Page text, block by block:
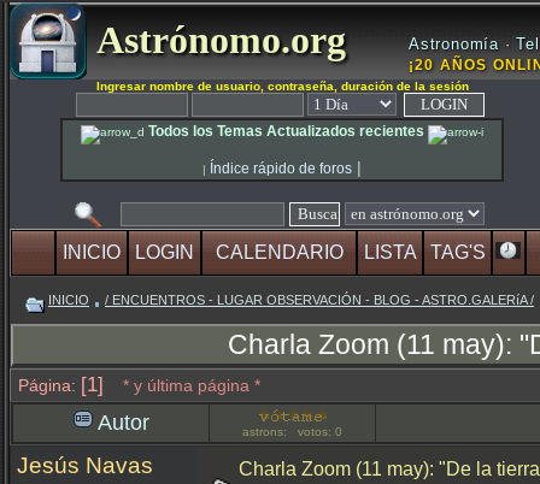
Astrónomo.org Astronomía ·
¡20 AÑOS
Ingresar nombre de usuario, contraseña, duración de la sesión
Todos los Temas Actualizados recientes
| Índice rápido de foros |
INICIO LOGIN CALENDARIO LISTA TAG'S
INICIO / ENCUENTROS - LUGAR OBSERVACIÓN - BLOG - ASTRO.GALERíA /
Charla Zoom (11 may):
Página: [1] * y última página *
Autor astrons: votos: 0
Jesús Navas Charla Zoom (11 may): "De la